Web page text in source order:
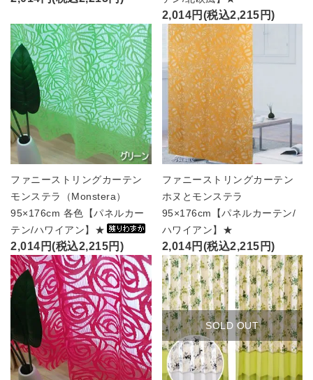
2,014円(税込2,215円)
ファニーストリングカーテン
モンステラ（Monstera）
95×176cm 各色【パネルカー
テン/ハワイアン】★
2,014円(税込2,215円)
ファニーストリングカーテン
ホヌとモンステラ
95×176cm【パネルカーテン/
ハワイアン】★
2,014円(税込2,215円)
SOLD OUT